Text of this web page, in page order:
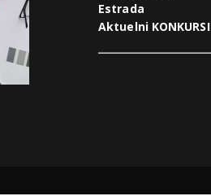
Estrada
Aktuelni KONKURSI